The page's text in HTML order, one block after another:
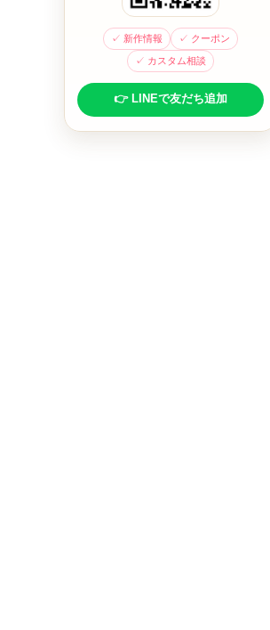
✓ 新作情報 ✓ クーポン
✓ カスタム相談
👉 LINEで友だち追加